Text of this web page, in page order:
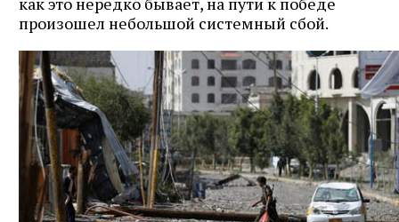
произошел небольшой системный сбой.